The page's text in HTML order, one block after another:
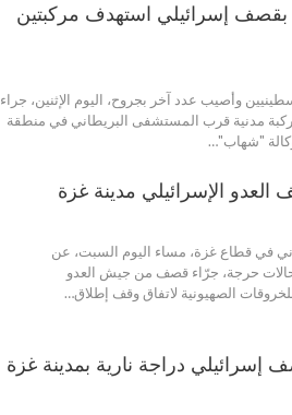
بقصف إسرائيلي استهدف مركبتين
وأصيب عدد آخر بجروح، اليوم الإثنين، جراء
مدنية قرب المستشفى البريطاني في منطقة
"شهاب"…
الإسرائيلي مدينة غزة
في قطاع غزة، مساء اليوم السبت، عن
حالات حرجة، جرّاء قصف من جيش العدو
الصهيونية لاتفاق وقف إطلاق…
دراجة نارية بمدينة غزة